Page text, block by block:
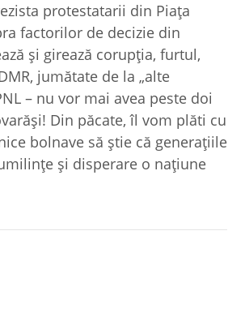
protestatarii din Piaţa
factorilor de decizie din
şi girează corupţia, furtul,
jumătate de la „alte
– nu vor mai avea peste doi
Din păcate, îl vom plăti cu
bolnave să ştie că generaţiile
şi disperare o naţiune